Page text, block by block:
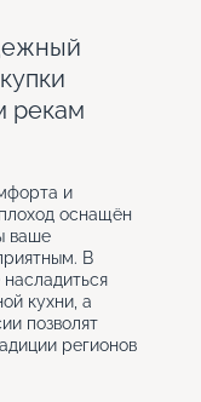
рекам
и
оснащён
ваше
В
кухни, а
позволят
регионов